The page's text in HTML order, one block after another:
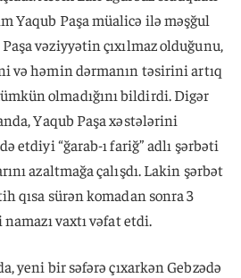
Yaqub Paşa müalicə ilə məşğul
vəziyyətin çıxılmaz olduğunu,
və həmin dərmanın təsirini artıq
olmadığını bildirdi. Digər
Yaqub Paşa xəstələrini
etdiyi “ğarab-ı fariğ” adlı şərbəti
azaltmağa çalışdı. Lakin şərbət
qısa sürən komadan sonra 3
vaxtı vəfat etdi.
yeni bir səfərə çıxarkən Gebzədə